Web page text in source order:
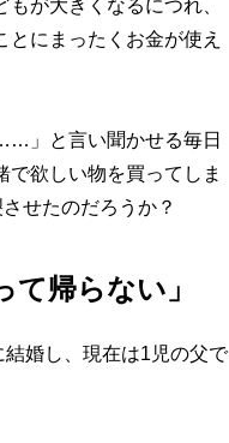
が大きくなるにつれ、
にまったくお金が使え
」と言い聞かせる毎日
欲しい物を買ってしま
せたのだろうか？
帰らない」
婚し、現在は1児の父で